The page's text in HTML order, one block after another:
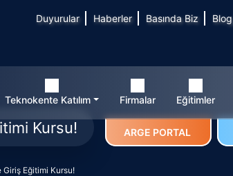
Duyurular Haberler Basında Biz Blog
Teknokente Katılım Firmalar Eğitimler
ARGE PORTAL
Kursu!
Eğitimi Kursu!